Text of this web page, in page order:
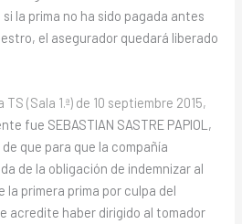
la prima no ha sido pagada antes
el asegurador quedará liberado
(Sala 1.ª) de 10 septiembre 2015,
fue SEBASTIAN SASTRE PAPIOL,
que para que la compañía
de la obligación de indemnizar al
la primera prima por culpa del
acredite haber dirigido al tomador